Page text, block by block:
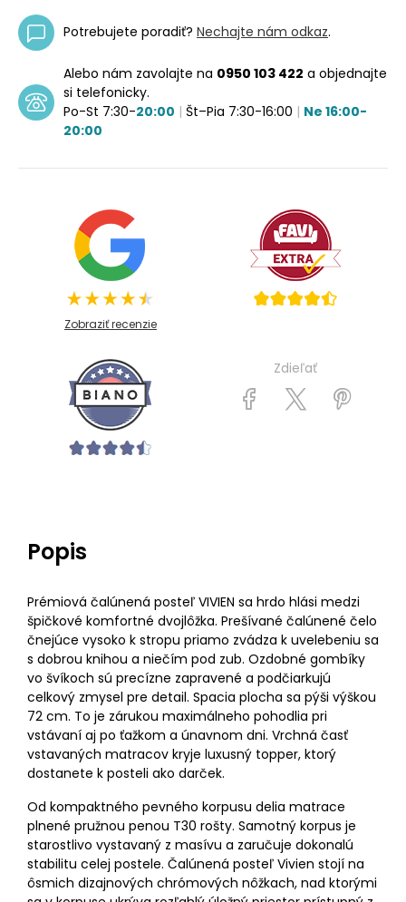
Potrebujete poradiť? Nechajte nám odkaz.
Alebo nám zavolajte na 0950 103 422 a objednajte
si telefonicky.
Po-St 7:30-20:00 | Št–Pia 7:30-16:00 | Ne 16:00-
20:00
Zobraziť recenzie
Zdieľať
Popis
Prémiová čalúnená posteľ VIVIEN sa hrdo hlási medzi
špičkové komfortné dvojlôžka. Prešívané čalúnené čelo
čnejúce vysoko k stropu priamo zvádza k uvelebeniu sa
s dobrou knihou a niečím pod zub. Ozdobné gombíky
vo švíkoch sú precízne zapravené a podčiarkujú
celkový zmysel pre detail. Spacia plocha sa pýši výškou
72 cm. To je zárukou maximálneho pohodlia pri
vstávaní aj po ťažkom a únavnom dni. Vrchná časť
vstavaných matracov kryje luxusný topper, ktorý
dostanete k posteli ako darček.
Od kompaktného pevného korpusu delia matrace
plnené pružnou penou T30 rošty. Samotný korpus je
starostlivo vystavaný z masívu a zaručuje dokonalú
stabilitu celej postele. Čalúnená posteľ Vivien stojí na
ôsmich dizajnových chrómových nôžkach, nad ktorými